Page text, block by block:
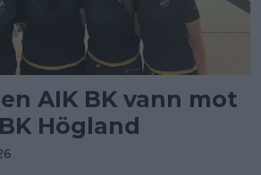
AIK BK vann mot
Högland